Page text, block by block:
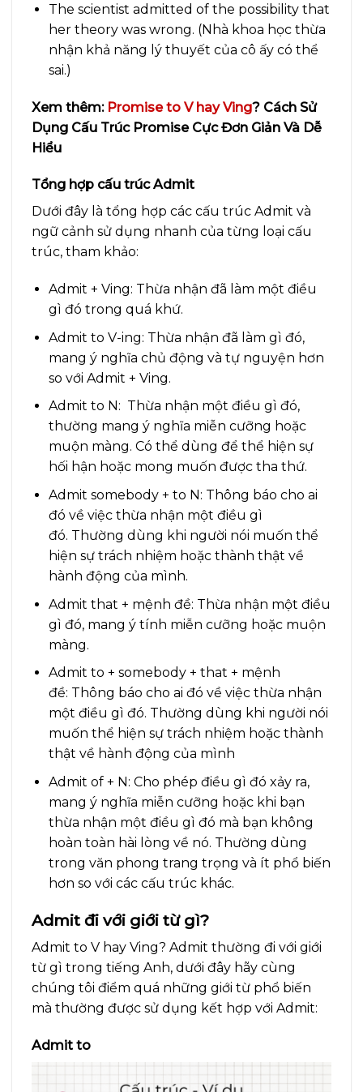
The scientist admitted of the possibility that
her theory was wrong. (Nhà khoa học thừa
nhận khả năng lý thuyết của cô ấy có thể
sai.)
Xem thêm: Promise to V hay Ving? Cách Sử
Dụng Cấu Trúc Promise Cực Đơn Giản Và Dễ
Hiểu
Tổng hợp cấu trúc Admit
Dưới đây là tổng hợp các cấu trúc Admit và
ngữ cảnh sử dụng nhanh của từng loại cấu
trúc, tham khảo:
Admit + Ving: Thừa nhận đã làm một điều
gì đó trong quá khứ.
Admit to V-ing: Thừa nhận đã làm gì đó,
mang ý nghĩa chủ động và tự nguyện hơn
so với Admit + Ving.
Admit to N: Thừa nhận một điều gì đó,
thường mang ý nghĩa miễn cưỡng hoặc
muộn màng. Có thể dùng để thể hiện sự
hối hận hoặc mong muốn được tha thứ.
Admit somebody + to N: Thông báo cho ai
đó về việc thừa nhận một điều gì
đó. Thường dùng khi người nói muốn thể
hiện sự trách nhiệm hoặc thành thật về
hành động của mình.
Admit that + mệnh đề: Thừa nhận một điều
gì đó, mang ý tính miễn cưỡng hoặc muộn
màng.
Admit to + somebody + that + mệnh
đề: Thông báo cho ai đó về việc thừa nhận
một điều gì đó. Thường dùng khi người nói
muốn thể hiện sự trách nhiệm hoặc thành
thật về hành động của mình
Admit of + N: Cho phép điều gì đó xảy ra,
mang ý nghĩa miễn cưỡng hoặc khi bạn
thừa nhận một điều gì đó mà bạn không
hoàn toàn hài lòng về nó. Thường dùng
trong văn phong trang trọng và ít phổ biến
hơn so với các cấu trúc khác.
Admit đi với giới từ gì?
Admit to V hay Ving? Admit thường đi với giới
từ gì trong tiếng Anh, dưới đây hãy cùng
chúng tôi điểm quá những giới từ phổ biến
mà thường được sử dụng kết hợp với Admit:
Admit to